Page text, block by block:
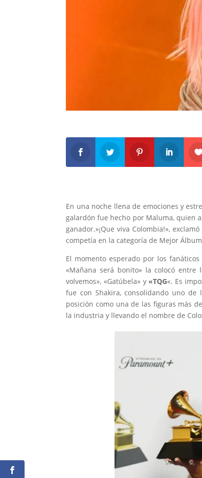
En una noche llena de emociones y
galardón fue hecho por Maluma, quien
ganador.»¡Que viva Colombia!»,
competía en la categoría de Mejor
El momento esperado por los
«Mañana será bonito» la colocó entre
volvemos», «Gatúbela» y «TQG«. Es
fue con Shakira, consolidando uno de
posición como una de las figuras más
la industria y llevando el nombre de